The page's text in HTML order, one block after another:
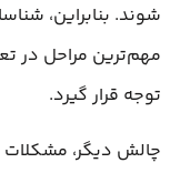
شوند. بنابراین،
مهم‌ترین مراحل در
توجه قرار گیرد.
چالش دیگر،